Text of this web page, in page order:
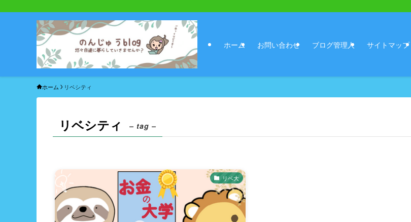
ホーム お問い合わせ ブログ管理人 サイトマップ
ホーム リベシティ
リベシティ – tag –
リベ大